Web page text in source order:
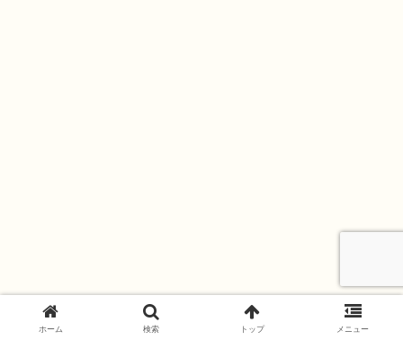
ホーム 検索 トップ メニュー